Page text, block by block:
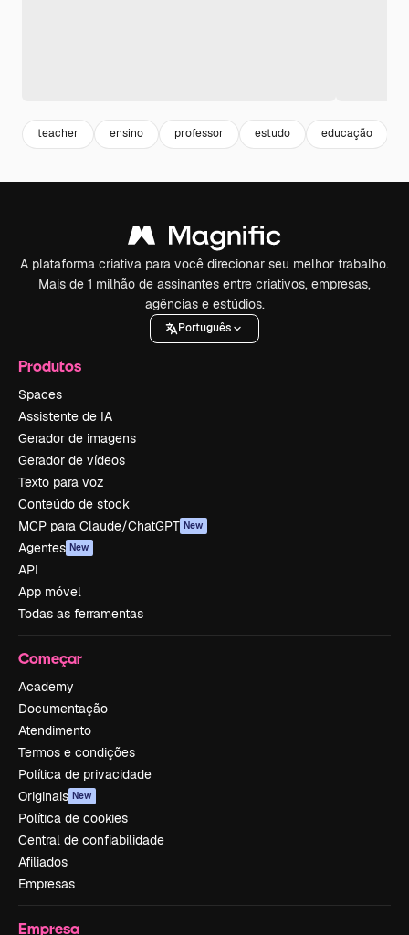
teacher ensino professor estudo educação
A plataforma criativa para você direcionar seu melhor trabalho.
Mais de 1 milhão de assinantes entre criativos, empresas,
agências e estúdios.
Português
Produtos
Spaces
Assistente de IA
Gerador de imagens
Gerador de vídeos
Texto para voz
Conteúdo de stock
MCP para Claude/ChatGPT New
Agentes New
API
App móvel
Todas as ferramentas
Começar
Academy
Documentação
Atendimento
Termos e condições
Política de privacidade
Originais New
Política de cookies
Central de confiabilidade
Afiliados
Empresas
Empresa